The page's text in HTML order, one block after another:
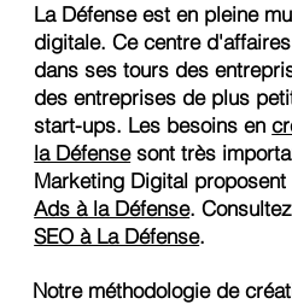
La Défense est en pleine
digitale. Ce centre
dans ses tours des
des entreprises de plus
start-ups. Les besoins en
la Défensesont très
Marketing Digital
Ads à la Défense.
SEO à La Défense.
Notre méthodologie de